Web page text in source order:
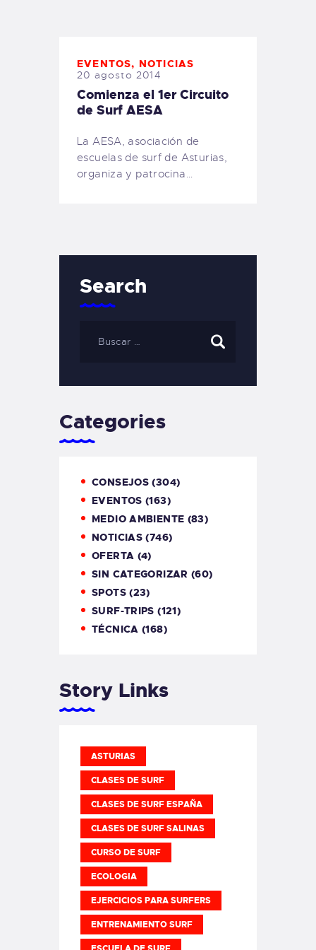
EVENTOS, NOTICIAS
20 agosto 2014
Comienza el 1er Circuito
de Surf AESA
La AESA, asociación de
escuelas de surf de Asturias,
organiza y patrocina…
Search
Categories
CONSEJOS (304)
EVENTOS (163)
MEDIO AMBIENTE (83)
NOTICIAS (746)
OFERTA (4)
SIN CATEGORIZAR (60)
SPOTS(23)
SURF-TRIPS (121)
TÉCNICA (168)
Story Links
ASTURIAS
CLASES DE SURF
CLASES DE SURF ESPAÑA
CLASES DE SURF SALINAS
CURSO DE SURF
ECOLOGIA
EJERCICIOS PARA SURFERS
ENTRENAMIENTO SURF